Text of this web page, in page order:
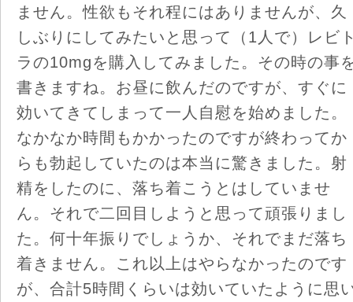
ません。性欲もそれ程にはありませんが、久
しぶりにしてみたいと思って（1人で）レビ
ラの10mgを購入してみました。その時の事
書きますね。お昼に飲んだのですが、すぐに
効いてきてしまって一人自慰を始めました。
なかなか時間もかかったのですが終わってか
らも勃起していたのは本当に驚きました。射
精をしたのに、落ち着こうとはしていませ
ん。それで二回目しようと思って頑張りまし
た。何十年振りでしょうか、それでまだ落ち
着きません。これ以上はやらなかったのです
が、合計5時間くらいは効いていたように思